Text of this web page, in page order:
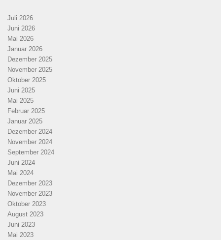
Juli 2026
Juni 2026
Mai 2026
Januar 2026
Dezember 2025
November 2025
Oktober 2025
Juni 2025
Mai 2025
Februar 2025
Januar 2025
Dezember 2024
November 2024
September 2024
Juni 2024
Mai 2024
Dezember 2023
November 2023
Oktober 2023
August 2023
Juni 2023
Mai 2023